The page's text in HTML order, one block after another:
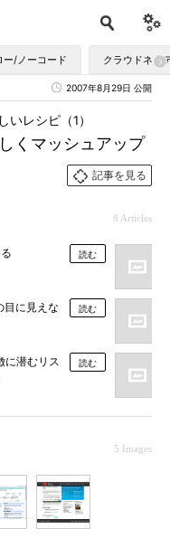
ー/ノーコード クラウドネイ
2007年8月29日 公開
くマッシュアップ
レシピ（1）
記事を見る
8 Articles
読む
に見えな
読む
潜むリス
読む
5 Images